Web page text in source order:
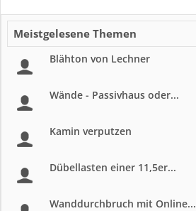
Meistgelesene Themen
Blähton von Lechner
Wände - Passivhaus oder...
Kamin verputzen
Dübellasten einer 11,5er...
Wanddurchbruch mit Online...